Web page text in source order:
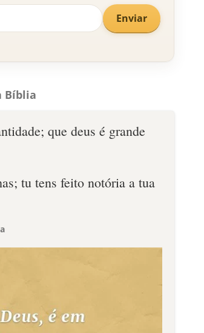
Enviar
Bíblia
que deus é grande
tu tens feito notória a tua